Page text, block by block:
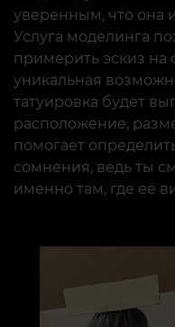
уверенным, что она
Услуга моделинга
примерить эскиз на
уникальная
татуировка будет
расположение,
помогает
сомнения, ведь ты
именно там, где её